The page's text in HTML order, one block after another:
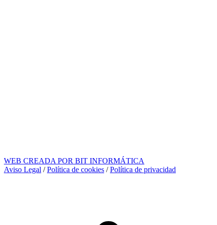
WEB CREADA POR BIT INFORMÁTICA
Aviso Legal /Política de cookies /Política de privacidad